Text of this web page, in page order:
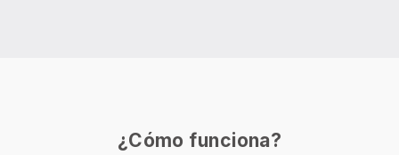
¿Cómo funciona?